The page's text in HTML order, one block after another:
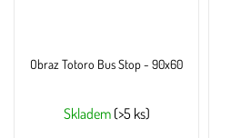
Obraz Totoro Bus Stop - 90x60
Skladem (>5 ks)